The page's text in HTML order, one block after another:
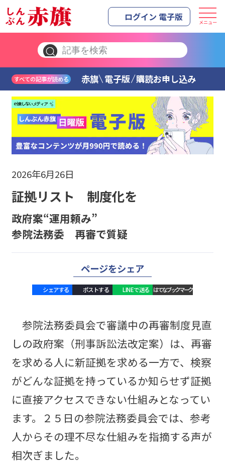
ログイン 電子版 メニュー
すべての記事が読める 赤旗 電子版 購読お申し込み
2026年6月26日
証拠リスト 制度化を
政府案“運用頼み”
参院法務委 再審で質疑
ページをシェア
シェアする ポストする LINEで送る はてなブックマーク
参院法務委員会で審議中の再審制度見直
しの政府案（刑事訴訟法改定案）は、再審
を求める人に新証拠を求める一方で、検察
がどんな証拠を持っているか知らせず証拠
に直接アクセスできない仕組みとなってい
ます。２５日の参院法務委員会では、参考
人からその理不尽な仕組みを指摘する声が
相次ぎました。